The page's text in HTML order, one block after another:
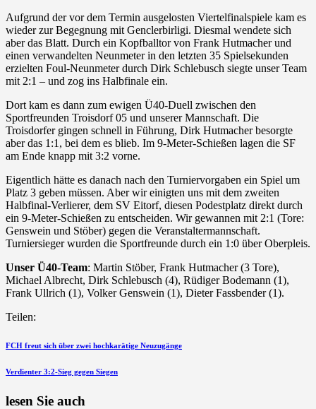
Aufgrund der vor dem Termin ausgelosten Viertelfinalspiele kam es
wieder zur Begegnung mit Genclerbirligi. Diesmal wendete sich
aber das Blatt. Durch ein Kopfballtor von Frank Hutmacher und
einen verwandelten Neunmeter in den letzten 35 Spielsekunden
erzielten Foul-Neunmeter durch Dirk Schlebusch siegte unser Team
mit 2:1 – und zog ins Halbfinale ein.
Dort kam es dann zum ewigen Ü40-Duell zwischen den
Sportfreunden Troisdorf 05 und unserer Mannschaft. Die
Troisdorfer gingen schnell in Führung, Dirk Hutmacher besorgte
aber das 1:1, bei dem es blieb. Im 9-Meter-Schießen lagen die SF
am Ende knapp mit 3:2 vorne.
Eigentlich hätte es danach nach den Turniervorgaben ein Spiel um
Platz 3 geben müssen. Aber wir einigten uns mit dem zweiten
Halbfinal-Verlierer, dem SV Eitorf, diesen Podestplatz direkt durch
ein 9-Meter-Schießen zu entscheiden. Wir gewannen mit 2:1 (Tore:
Genswein und Stöber) gegen die Veranstaltermannschaft.
Turniersieger wurden die Sportfreunde durch ein 1:0 über Oberpleis.
Unser Ü40-Team: Martin Stöber, Frank Hutmacher (3 Tore),
Michael Albrecht, Dirk Schlebusch (4), Rüdiger Bodemann (1),
Frank Ullrich (1), Volker Genswein (1), Dieter Fassbender (1).
Teilen:
Beitragsnavigation
vorherigen
FCH freut sich über zwei hochkarätige Neuzugänge
nächsten
Verdienter 3:2-Sieg gegen Siegen
lesen Sie auch